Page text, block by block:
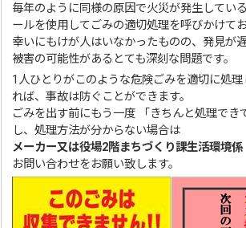
毎年のように同様の原因で火災が発生してい
ールを使用してごみの適切処理を呼びかけて
幸いにもけが人はいなかったものの、発見が
被害の可能性があるとても深刻な問題です。
1人ひとりがこのような危険ごみを適切に処
れば、事故は防ぐことができます。
ごみを出す前にもう一度 「きちんと処理でき
し、処理方法が分からない場合は
メーカー又は役場2階まちづくり課生活環境
お問い合わせをお願い致します。